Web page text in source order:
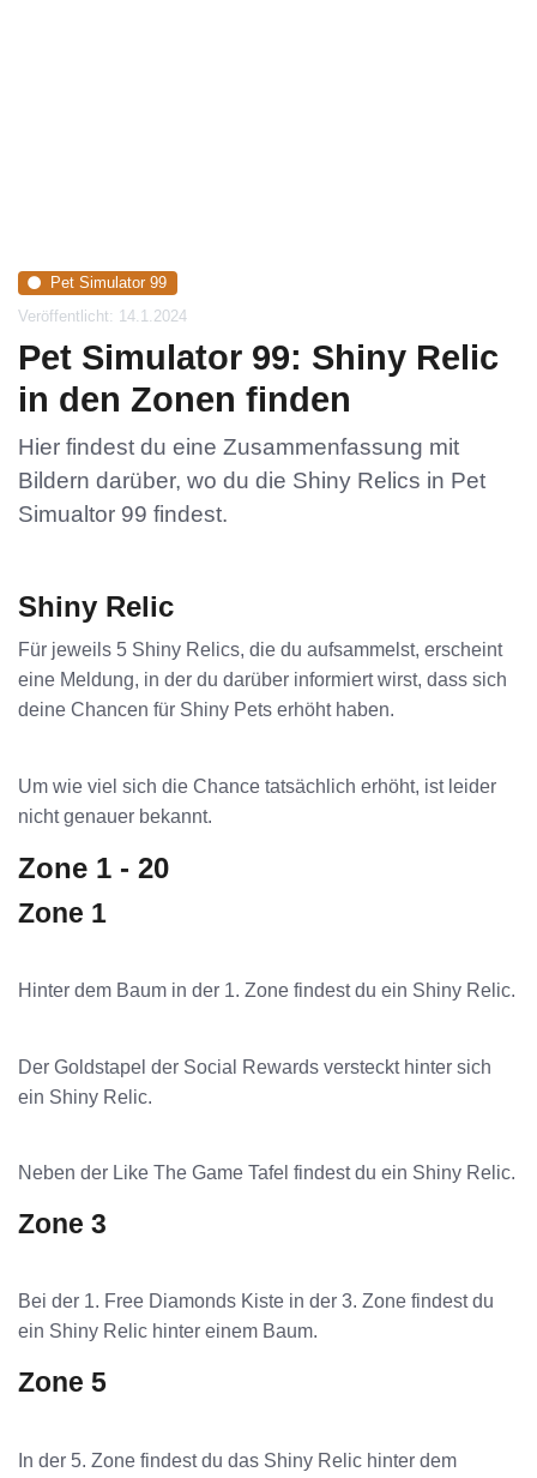
Pet Simulator 99
Veröffentlicht: 14.1.2024
Pet Simulator 99: Shiny Relic
in den Zonen finden
Hier findest du eine Zusammenfassung mit
Bildern darüber, wo du die Shiny Relics in Pet
Simualtor 99 findest.
Shiny Relic
Für jeweils 5 Shiny Relics, die du aufsammelst, erscheint
eine Meldung, in der du darüber informiert wirst, dass sich
deine Chancen für Shiny Pets erhöht haben.
Um wie viel sich die Chance tatsächlich erhöht, ist leider
nicht genauer bekannt.
Zone 1 - 20
Zone 1
Hinter dem Baum in der 1. Zone findest du ein Shiny Relic.
Der Goldstapel der Social Rewards versteckt hinter sich
ein Shiny Relic.
Neben der Like The Game Tafel findest du ein Shiny Relic.
Zone 3
Bei der 1. Free Diamonds Kiste in der 3. Zone findest du
ein Shiny Relic hinter einem Baum.
Zone 5
In der 5. Zone findest du das Shiny Relic hinter dem